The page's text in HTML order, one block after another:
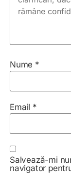
Nume *
Email *
Salvează-mi
navigator